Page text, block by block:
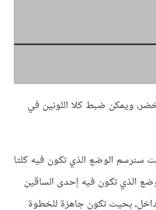
ويمكن ضبط كلا اللونين في
سنرسم الوضع الذي تكون فيه كلتا
الذي تكون فيه إحدى الساقين
بحيث تكون جاهزة للخطوة